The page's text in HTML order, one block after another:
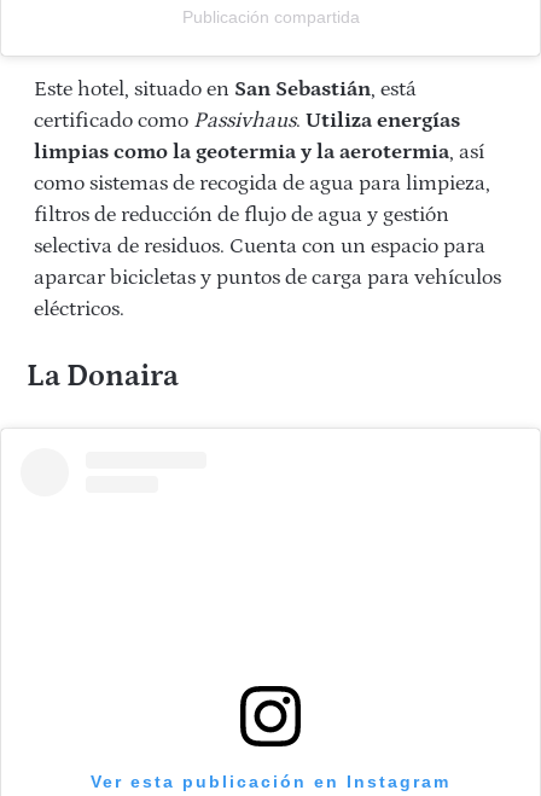
Publicación compartida
Este hotel, situado en San Sebastián, está
certificado como Passivhaus. Utiliza energías
limpias como la geotermia y la aerotermia, así
como sistemas de recogida de agua para limpieza,
filtros de reducción de flujo de agua y gestión
selectiva de residuos. Cuenta con un espacio para
aparcar bicicletas y puntos de carga para vehículos
eléctricos.
La Donaira
Ver esta publicación en Instagram